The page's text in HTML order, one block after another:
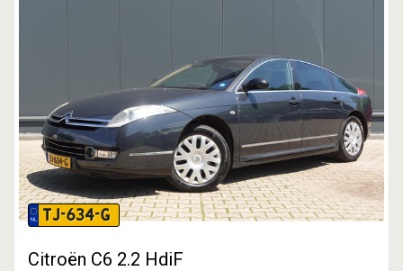
TJ-634-G
Citroën C6 2.2 HdiF